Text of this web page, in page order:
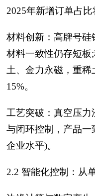
2025年新增订单占比
材料创新：高牌号硅
材料一致性仍存短
土、金力永磁，重
15%。
工艺突破：真空压力
与闭环控制，产品一
企业水平)。
2.2 智能化控制：从